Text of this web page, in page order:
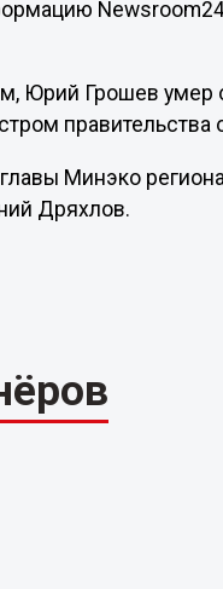
Юрий Грошев умер
правительства
главы Минэко
Дряхлов.